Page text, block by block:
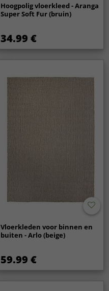
Hoogpolig vloerkleed - Aranga
Super Soft Fur (bruin)
34.99 €
Vloerkleden voor binnen en
buiten - Arlo (beige)
59.99 €